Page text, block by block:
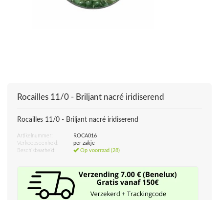
Rocailles 11/0 - Briljant nacré iridiserend
Rocailles 11/0 - Briljant nacré iridiserend
Artikelnummer:
ROCA016
Verkoopseenheid:
per zakje
Beschikbaarheid:
Op voorraad (28)